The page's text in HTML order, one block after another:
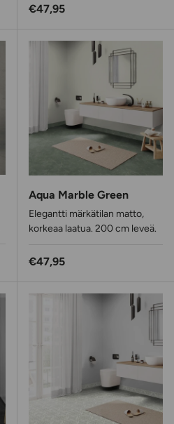
Normaalihinta
€47,95
Aqua Marble Green
Elegantti märkätilan matto,
korkeaa laatua. 200 cm leveä.
Normaalihinta
€47,95